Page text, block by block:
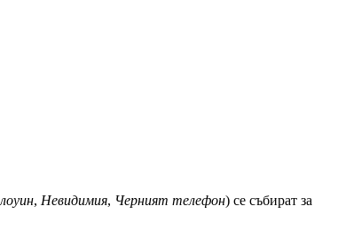
, Невидимия, Черният телефон) се събират за